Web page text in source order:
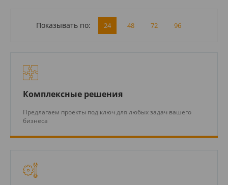
Показывать по: 24 48 72 96
Комплексные решения
Предлагаем проекты под ключ для любых задач вашего
бизнеса